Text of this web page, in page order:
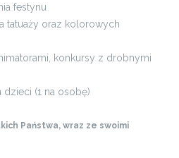
festynu
tatuaży oraz kolorowych
konkursy z drobnymi
dzieci (1 na osobę)
Państwa, wraz ze swoimi